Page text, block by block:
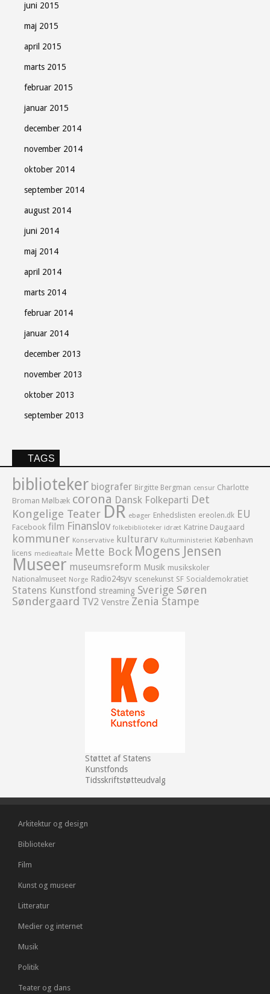
juni 2015
maj 2015
april 2015
marts 2015
februar 2015
januar 2015
december 2014
november 2014
oktober 2014
september 2014
august 2014
juni 2014
maj 2014
april 2014
marts 2014
februar 2014
januar 2014
december 2013
november 2013
oktober 2013
september 2013
TAGS
biblioteker biografer Birgitte Bergman censur Charlotte
Broman Mølbæk corona Dansk Folkeparti Det
Kongelige Teater DR ebøger Enhedslisten ereolen.dk EU
Facebook film Finanslov folkebiblioteker idræt Katrine Daugaard
kommuner Konservative kulturarv Kulturministeriet København
licens medieaftale Mette Bock Mogens Jensen
Museer museumsreform Musik musikskoler
Nationalmuseet Norge Radio24syv scenekunst SF Socialdemokratiet
Statens Kunstfond streaming Sverige Søren
Søndergaard TV2 Venstre Zenia Stampe
Støttet af Statens
Kunstfonds
Tidsskriftstøtteudvalg
Arkitektur og design
Biblioteker
Film
Kunst og museer
Litteratur
Medier og internet
Musik
Politik
Teater og dans